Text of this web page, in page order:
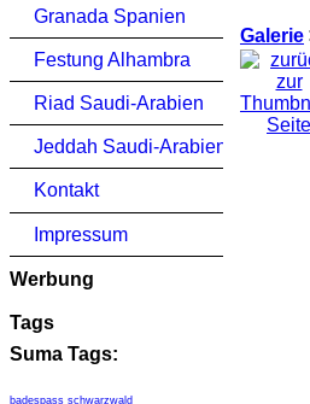
Granada Spanien
Festung Alhambra
Riad Saudi-Arabien
Jeddah Saudi-Arabien
Kontakt
Impressum
Werbung
Tags
Suma Tags:
badespass schwarzwald
Galerie